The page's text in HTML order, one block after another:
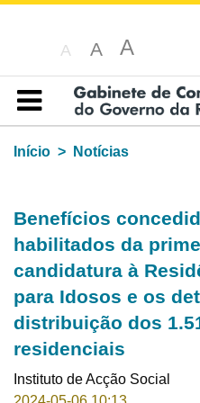
A A A
Índice
Início
Notícias
Benefícios
habilitados da
candidatura à
para Idosos e os
distribuição dos
residenciais
Instituto de Acção Social